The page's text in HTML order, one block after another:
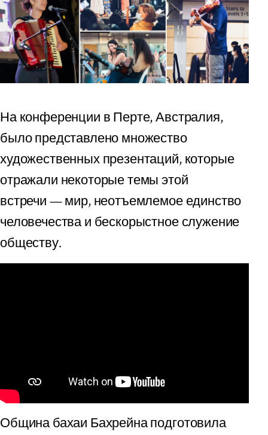
На конференции в Перте, Австралия,
было представлено множество
художественных презентаций, которые
отражали некоторые темы этой
встречи — мир, неотъемлемое единство
человечества и бескорыстное служение
обществу.
Община бахаи Бахрейна подготовила